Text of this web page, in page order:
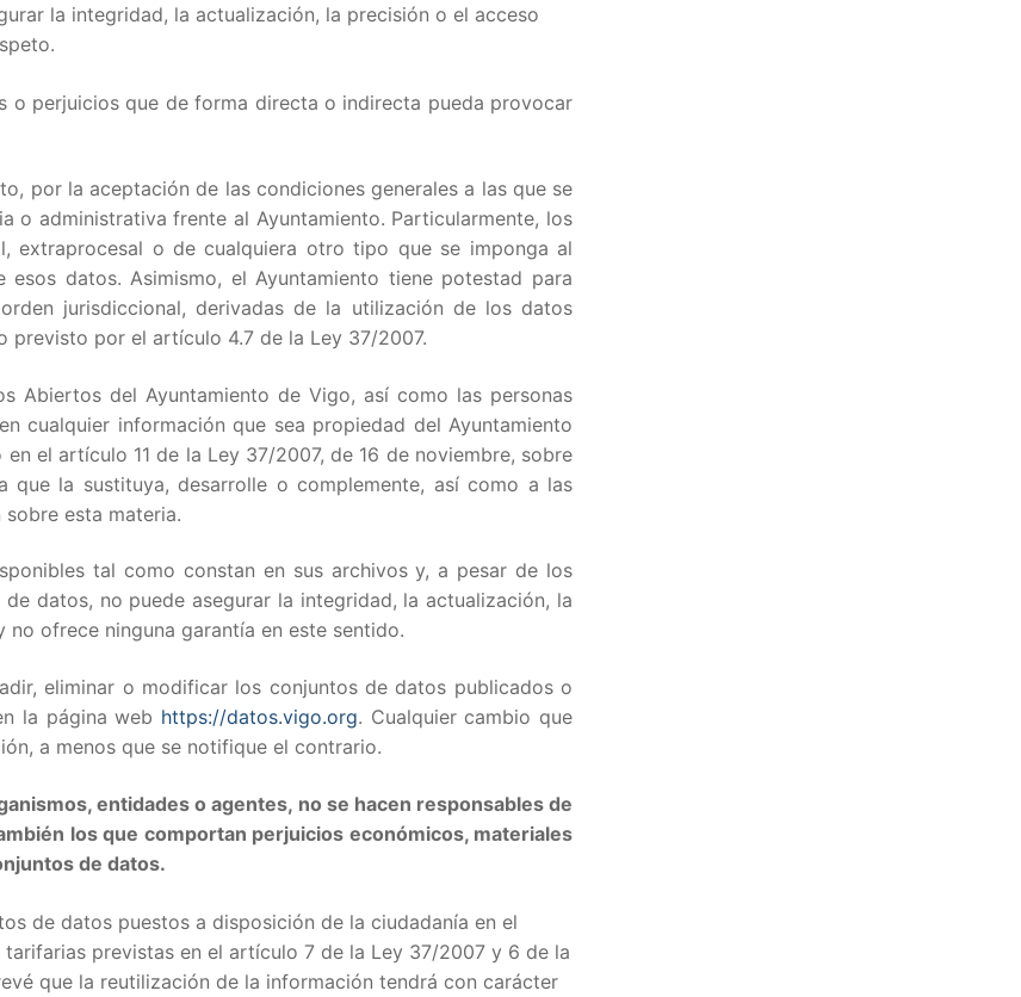
la integridad, la actualización, la precisión o el acceso
o perjuicios que de forma directa o indirecta pueda provocar
por la aceptación de las condiciones generales a las que se
o administrativa frente al Ayuntamiento. Particularmente, los
extraprocesal o de cualquiera otro tipo que se imponga al
datos. Asimismo, el Ayuntamiento tiene potestad para
jurisdiccional, derivadas de la utilización de los datos
por el artículo 4.7 de la Ley 37/2007.
Abiertos del Ayuntamiento de Vigo, así como las personas
cualquier información que sea propiedad del Ayuntamiento
el artículo 11 de la Ley 37/2007, de 16 de noviembre, sobre
la sustituya, desarrolle o complemente, así como a las
esta materia.
tal como constan en sus archivos y, a pesar de los
datos, no puede asegurar la integridad, la actualización, la
ofrece ninguna garantía en este sentido.
eliminar o modificar los conjuntos de datos publicados o
la página web https://datos.vigo.org. Cualquier cambio que
a menos que se notifique el contrario.
entidades o agentes, no se hacen responsables de
los que comportan perjuicios económicos, materiales
de datos.
de datos puestos a disposición de la ciudadanía en el
previstas en el artículo 7 de la Ley 37/2007 y 6 de la
que la reutilización de la información tendrá con carácter